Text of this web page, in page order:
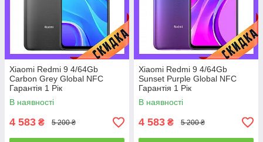
Xiaomi Redmi 9 4/64Gb
Carbon Grey Global NFC
Гарантія 1 Рік
В наявності
4 583 ₴ 5 200 ₴
Xiaomi Redmi 9 4/64Gb
Sunset Purple Global NFC
Гарантія 1 Рік
В наявності
4 583 ₴ 5 200 ₴